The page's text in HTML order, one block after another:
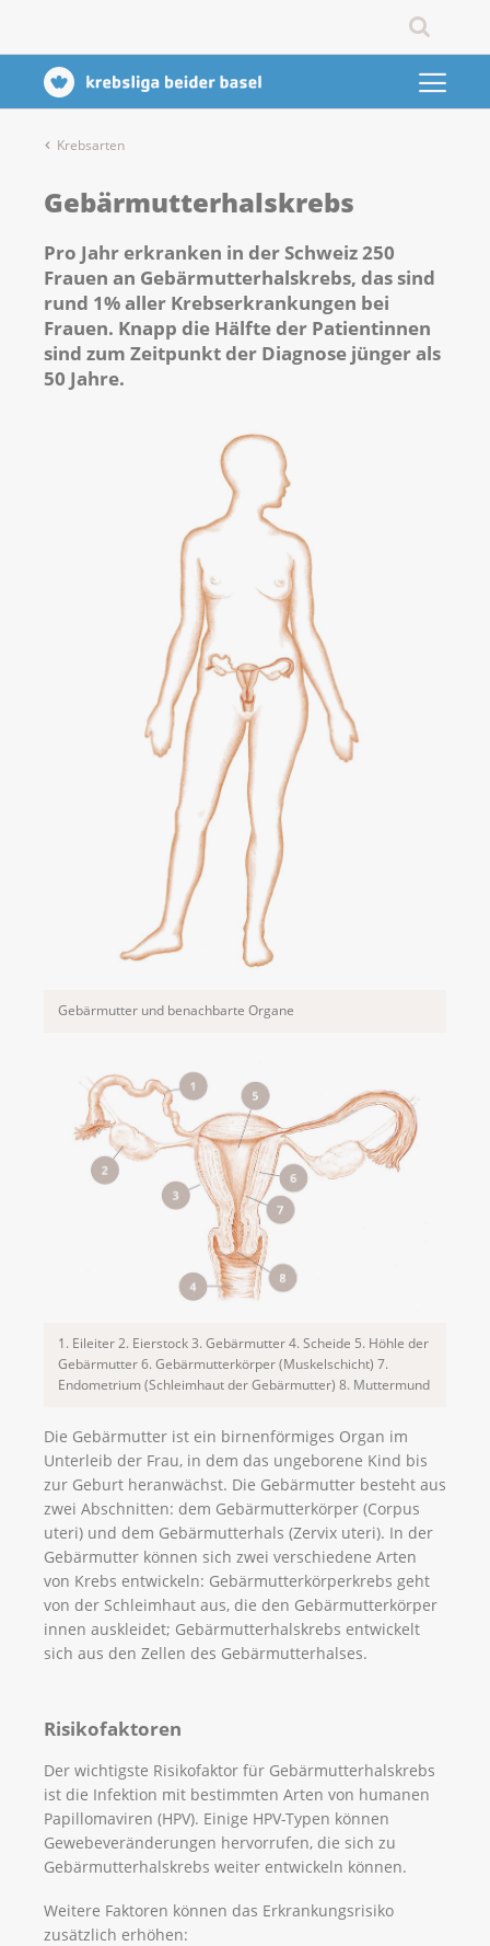
Krebsarten
Gebärmutterhalskrebs
Pro Jahr erkranken in der Schweiz 250
Frauen an Gebärmutterhalskrebs, das sind
rund 1% aller Krebserkrankungen bei
Frauen. Knapp die Hälfte der Patientinnen
sind zum Zeitpunkt der Diagnose jünger als
50 Jahre.
Gebärmutter und benachbarte Organe
1. Eileiter 2. Eierstock 3. Gebärmutter 4. Scheide 5. Höhle der
Gebärmutter 6. Gebärmutterkörper (Muskelschicht) 7.
Endometrium (Schleimhaut der Gebärmutter) 8. Muttermund
Die Gebärmutter ist ein birnenförmiges Organ im
Unterleib der Frau, in dem das ungeborene Kind bis
zur Geburt heranwächst. Die Gebärmutter besteht aus
zwei Abschnitten: dem Gebärmutterkörper (Corpus
uteri) und dem Gebärmutterhals (Zervix uteri). In der
Gebärmutter können sich zwei verschiedene Arten
von Krebs entwickeln: Gebärmutterkörperkrebs geht
von der Schleimhaut aus, die den Gebärmutterkörper
innen auskleidet; Gebärmutterhalskrebs entwickelt
sich aus den Zellen des Gebärmutterhalses.
Risikofaktoren
Der wichtigste Risikofaktor für Gebärmutterhalskrebs
ist die Infektion mit bestimmten Arten von humanen
Papillomaviren (HPV). Einige HPV-Typen können
Gewebeveränderungen hervorrufen, die sich zu
Gebärmutterhalskrebs weiter entwickeln können.
Weitere Faktoren können das Erkrankungsrisiko
zusätzlich erhöhen: